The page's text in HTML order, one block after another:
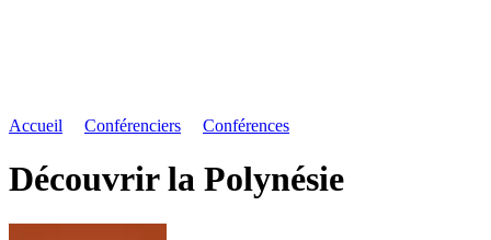
Accueil Conférenciers Conférences
Découvrir la Polynésie